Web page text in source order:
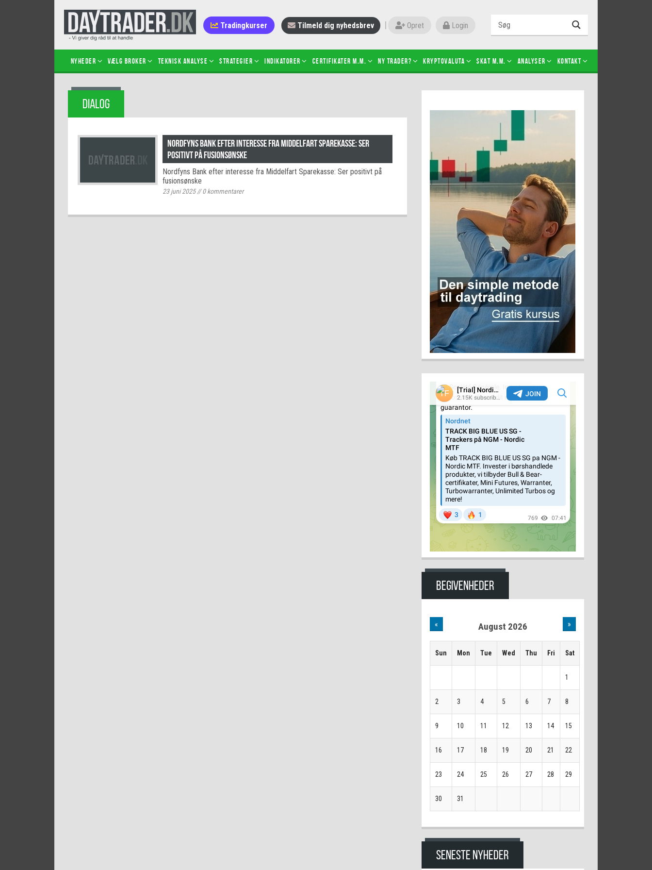
Tradingkurser Tilmeld dig nyhedsbrev Opret Login
Nyheder Vælg broker Teknisk analyse Strategier Indikatorer Certifikater m.m. Ny trader?
Sådan bruges stop-loss
Hvad sætter du på spil ved CFD-
handel?
Sådan fungerer BULL & BEAR-
certifikater
Det betyder de nye ESMA-regler
Shortselling
Futures-kontrakter
Kopier Jeppe Kirk Bonde
Kryptovaluta SKAT m.m. Analyser Kontakt
DIALOG
Nordfyns Bank efter interesse fra Middelfart Sparekasse: Ser
positivt på fusionsønske
Nordfyns Bank efter interesse fra Middelfart Sparekasse: Ser positivt på
fusionsønske
23 juni 2025//0kommentarer
BEGIVENHEDER
« August 2026 »
Sun Mon Tue Wed Thu Fri Sat
1
2 3 4 5 6 7 8
9 10 11 12 13 14 15
16 17 18 19 20 21 22
23 24 25 26 27 28 29
30 31
SENESTE NYHEDER